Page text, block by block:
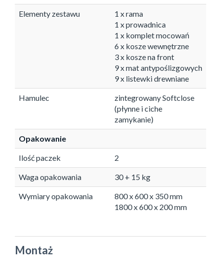
Elementy zestawu
1 x rama
1 x prowadnica
1 x komplet mocowań
6 x kosze wewnętrzne
3 x kosze na front
9 x mat antypoślizgowych
9 x listewki drewniane
Hamulec
zintegrowany Softclose
(płynne i ciche
zamykanie)
Opakowanie
Ilość paczek 2
Waga opakowania 30 + 15 kg
Wymiary opakowania
800 x 600 x 350 mm
1800 x 600 x 200 mm
Montaż